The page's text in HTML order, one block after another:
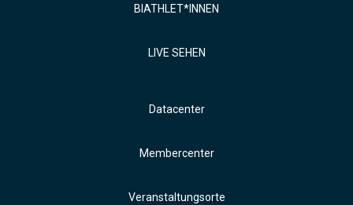
BIATHLET*INNEN
LIVE SEHEN
Datacenter
Membercenter
Veranstaltungsorte